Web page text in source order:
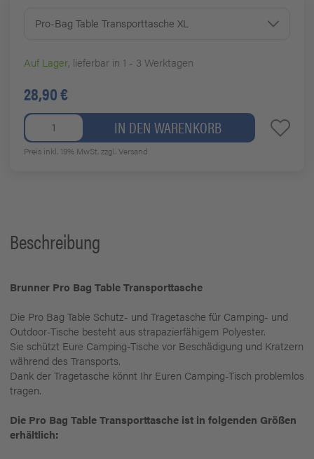
Pro-Bag Table Transporttasche XL
Auf Lager, lieferbar in 1 - 3 Werktagen
28,90 €
IN DEN WARENKORB
Preis inkl. 19% MwSt.zzgl. Versand
Beschreibung
Brunner Pro Bag Table Transporttasche
Die Pro Bag Table Schutz- und Tragetasche für Camping- und
Outdoor-Tische besteht aus strapazierfähigem Polyester.
Sie schützt Eure Camping-Tische vor Beschädigung und Kratzern
während des Transports.
Dank der Tragetasche könnt Ihr Euren Camping-Tisch problemlos
tragen.
Die Pro Bag Table Transporttasche ist in folgenden Größen
erhältlich: